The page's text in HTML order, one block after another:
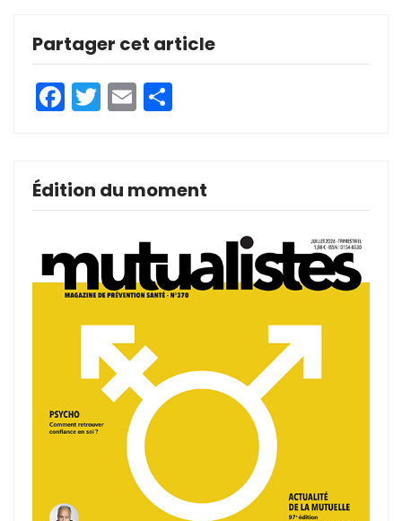
Partager cet article
Facebook
Twitter
Email
Édition du moment